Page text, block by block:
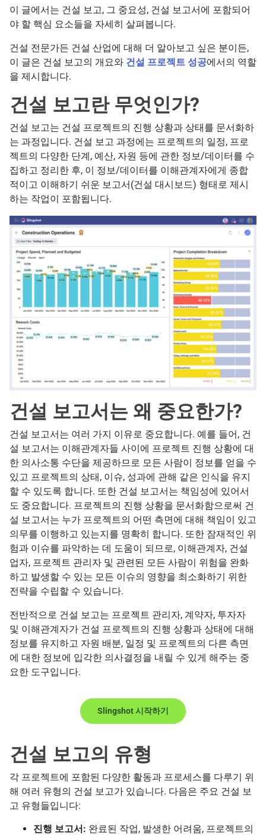
이 글에서는 건설 보고, 그 중요성, 건설 보고서에 포함되어
야 할 핵심 요소들을 자세히 살펴봅니다.
건설 전문가든 건설 산업에 대해 더 알아보고 싶은 분이든,
이 글은 건설 보고의 개요와 건설 프로젝트 성공에서의 역할
을 제시합니다.
건설 보고란 무엇인가?
건설 보고는 건설 프로젝트의 진행 상황과 상태를 문서화하
는 과정입니다. 건설 보고 과정에는 프로젝트의 일정, 프로
젝트의 다양한 단계, 예산, 자원 등에 관한 정보/데이터를 수
집하고 정리한 후, 이 정보/데이터를 이해관계자에게 종합
적이고 이해하기 쉬운 보고서(건설 대시보드) 형태로 제시
하는 작업이 포함됩니다.
건설 보고서는 왜 중요한가?
건설 보고서는 여러 가지 이유로 중요합니다. 예를 들어, 건
설 보고서는 이해관계자들 사이에 프로젝트 진행 상황에 대
한 의사소통 수단을 제공하므로 모든 사람이 정보를 얻을 수
있고 프로젝트의 상태, 이슈, 성과에 관해 같은 인식을 유지
할 수 있도록 합니다. 또한 건설 보고서는 책임성에 있어서
도 중요합니다. 프로젝트의 진행 상황을 문서화함으로써 건
설 보고서는 누가 프로젝트의 어떤 측면에 대해 책임이 있고
의무를 이행하고 있는지를 명확히 합니다. 또한 잠재적인 위
험과 이슈를 파악하는 데 도움이 되므로, 이해관계자, 건설
업자, 프로젝트 관리자 및 관련된 모든 사람이 위험을 완화
하고 발생할 수 있는 모든 이슈의 영향을 최소화하기 위한
전략을 수립할 수 있습니다.
전반적으로 건설 보고는 프로젝트 관리자, 계약자, 투자자
및 이해관계자가 건설 프로젝트의 진행 상황과 상태에 대해
정보를 유지하고 자원 배분, 일정 및 프로젝트의 다른 측면
에 대한 정보에 입각한 의사결정을 내릴 수 있게 해주는 중
요한 도구입니다.
Slingshot 시작하기
건설 보고의 유형
각 프로젝트에 포함된 다양한 활동과 프로세스를 다루기 위
해 여러 유형의 건설 보고가 있습니다. 다음은 주요 건설 보
고 유형들입니다:
진행 보고서: 완료된 작업, 발생한 어려움, 프로젝트의